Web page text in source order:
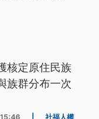
核定原住民族
族群分布一次
社福人權